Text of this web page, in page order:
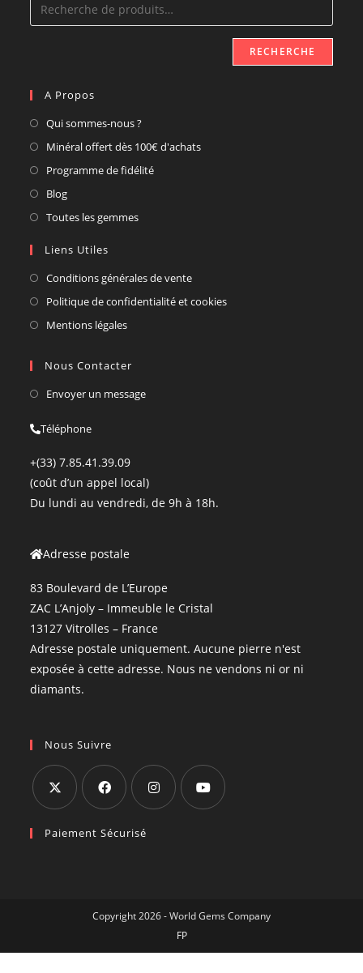
RECHERCHE
A Propos
Qui sommes-nous ?
Minéral offert dès 100€ d'achats
Programme de fidélité
Blog
Toutes les gemmes
Liens Utiles
Conditions générales de vente
Politique de confidentialité et cookies
Mentions légales
Nous Contacter
Envoyer un message
Téléphone
+(33) 7.85.41.39.09
(coût d’un appel local)
Du lundi au vendredi, de 9h à 18h.
Adresse postale
83 Boulevard de L’Europe
ZAC L’Anjoly – Immeuble le Cristal
13127 Vitrolles – France
Adresse postale uniquement. Aucune pierre n'est
exposée à cette adresse. Nous ne vendons ni or ni
diamants.
Nous Suivre
Paiement Sécurisé
Copyright 2026 - World Gems Company
FP